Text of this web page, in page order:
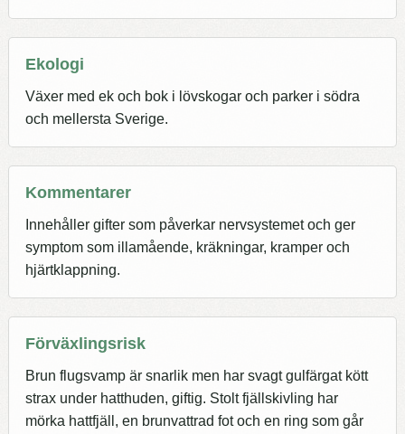
Ekologi
Växer med ek och bok i lövskogar och parker i södra
och mellersta Sverige.
Kommentarer
Innehåller gifter som påverkar nervsystemet och ger
symptom som illamående, kräkningar, kramper och
hjärtklappning.
Förväxlingsrisk
Brun flugsvamp är snarlik men har svagt gulfärgat kött
strax under hatthuden, giftig. Stolt fjällskivling har
mörka hattfjäll, en brunvattrad fot och en ring som går